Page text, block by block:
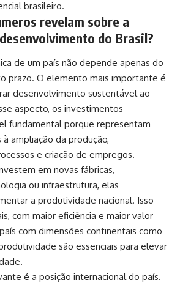
brasileiro.
revelam sobre a
do Brasil?
de um país não depende apenas do
prazo. O elemento mais importante é
desenvolvimento sustentável ao
aspecto, os investimentos
fundamental porque representam
ampliação da produção,
e criação de empregos.
em novas fábricas,
ou infraestrutura, elas
a produtividade nacional. Isso
com maior eficiência e maior valor
com dimensões continentais como
são essenciais para elevar
é a posição internacional do país.